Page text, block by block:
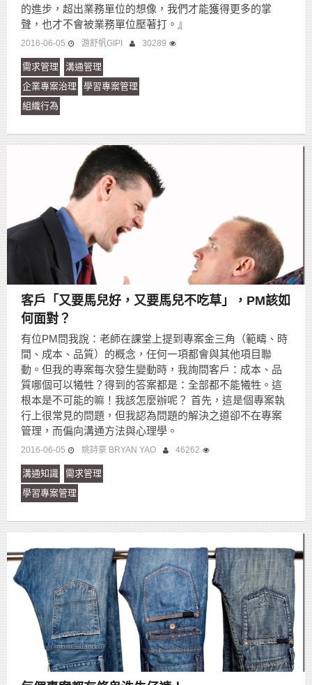
的進步，超出業務單位的想像，我們才能獲得更多的掌
聲，也才不會被業務單位壓著打。』
2016-06-05 游舒帆GIPI 30289
需求管理
溝通管理
企業專案治理
學習專案管理
組織行為
客戶「又要馬兒好，又要馬兒不吃草」，PM該如
何面對？
有位PM問我說：老師在課堂上提到專案金三角（範疇、時
間、成本、品質）的概念，任何一項都會與其他項目聯
動。但我的專案每次發生變動時，我詢問客戶：成本、品
質哪個可以犧牲？得到的答案都是：全部都不能犧牲。這
根本是不可能的嘛！我該怎麼辦呢？ 首先，這是個專案執
行上很常見的問題，但我認為問題的解決之道卻不在專案
管理，而偏向溝通方法與心理學。
2016-06-05 姚詩豪 BRYAN YAO 46262
溝通知識
需求管理
學習專案管理